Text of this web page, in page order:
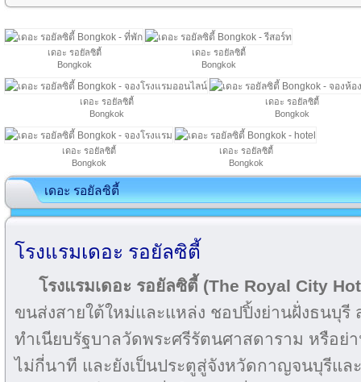
เดอะ รอยัลซิตี้
Bongkok
เดอะ รอยัลซิตี้
Bongkok
เดอะ รอยัลซิตี้
Bongkok
เดอะ รอยัลซิตี้
Bongkok
เดอะ รอยัลซิตี้
Bongkok
เดอะ รอยัลซิตี้
Bongkok
เดอะ รอยัลซิตี้
โรงแรมเดอะ รอยัลซิตี้
โรงแรมเดอะ รอยัลซิตี้ (The Royal City
ขนส่งสายใต้ใหม่และแหล่ง ชอปปิ้งย่านฝั่งธนบุรี
ทำเนียบรัฐบาลวัดพระศรีรัตนศาสดาราม หรือย่า
ไม่กี่นาที และยังเป็นประตูสู่จังหวัดกาญจนบุรีแ